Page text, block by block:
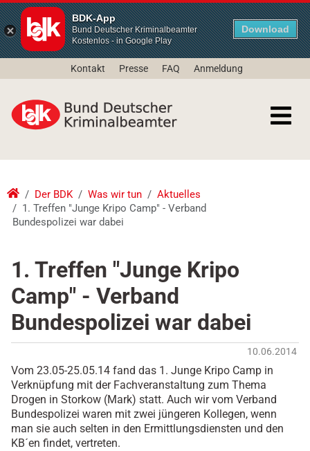
BDK-App
Bund Deutscher Kriminalbeamter
Kostenlos - in Google Play
Download
Kontakt Presse FAQ Anmeldung
Der BDK Was wir tun
Aktuelles
1. Treffen "Junge Kripo Camp" - Verband
Bundespolizei war dabei
1. Treffen "Junge Kripo
Camp" - Verband
Bundespolizei war dabei
10.06.2014
Vom 23.05-25.05.14 fand das 1. Junge Kripo Camp in
Verknüpfung mit der Fachveranstaltung zum Thema
Drogen in Storkow (Mark) statt. Auch wir vom Verband
Bundespolizei waren mit zwei jüngeren Kollegen, wenn
man sie auch selten in den Ermittlungsdiensten und den
KB´en findet, vertreten.